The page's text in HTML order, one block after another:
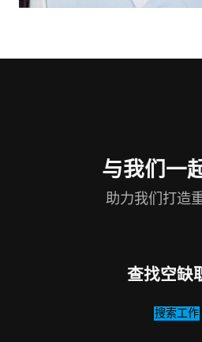
与我们一
助力我们打造
查找空缺
搜索工作